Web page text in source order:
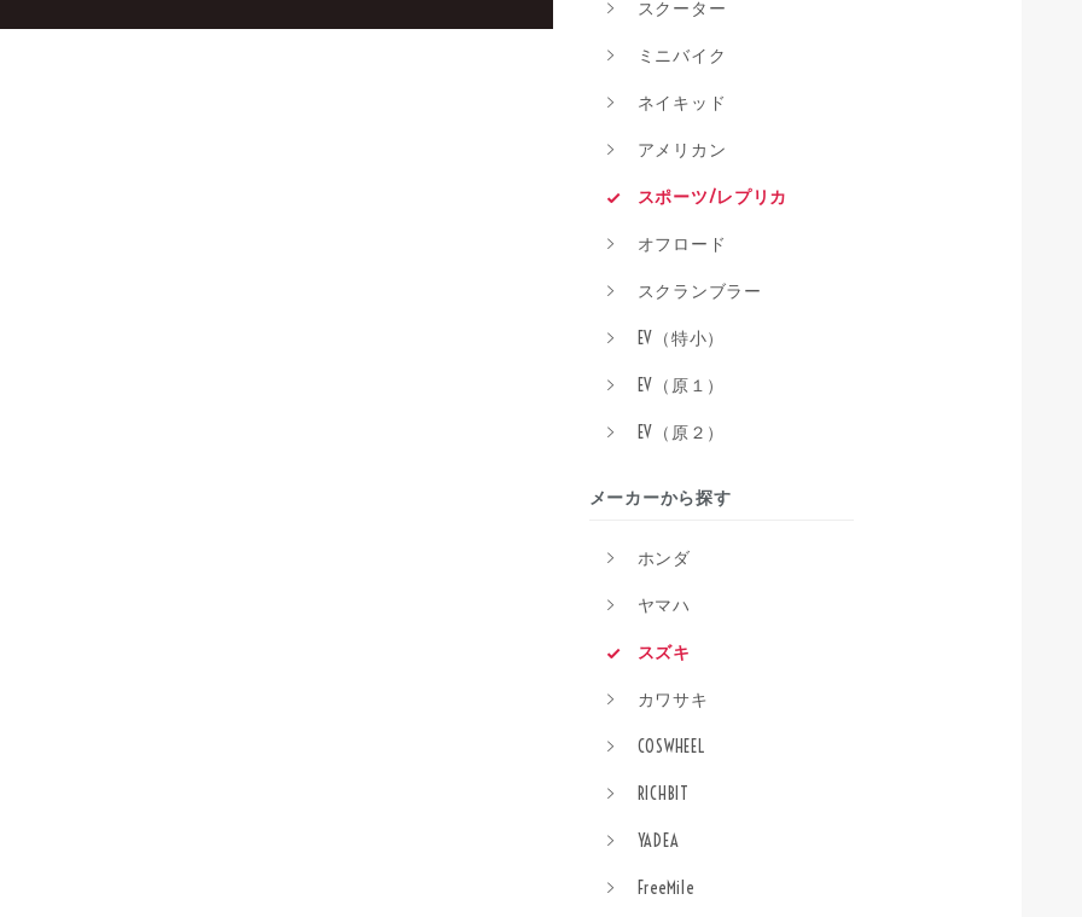
スクーター
ミニバイク
ネイキッド
アメリカン
スポーツ/レプリカ
オフロード
スクランブラー
EV（特小）
EV（原１）
EV（原２）
メーカーから探す
ホンダ
ヤマハ
スズキ
カワサキ
COSWHEEL
RICHBIT
YADEA
FreeMile